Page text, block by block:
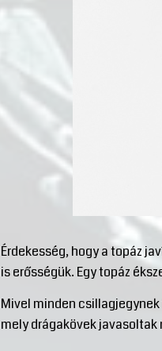
Érdekesség, hogy a topáz
is erősségük. Egy topáz
Mivel minden
mely drágakövek